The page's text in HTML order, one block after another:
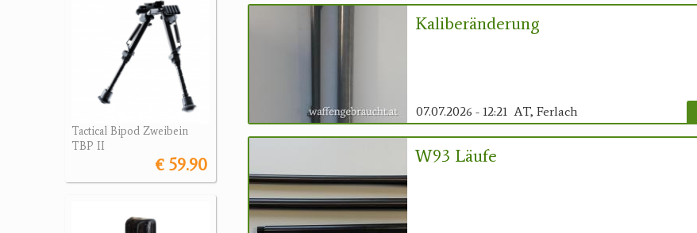
Tactical Bipod Zweibein
TBP II
€ 59.90
Kaliberänderung
07.07.2026 - 12:21 AT, Ferlach
W93 Läufe